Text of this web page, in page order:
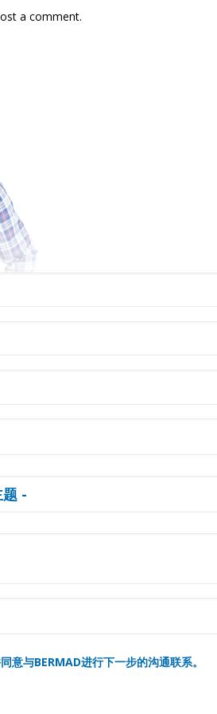
a comment.
意与BERMAD进行下一步的沟通联系。